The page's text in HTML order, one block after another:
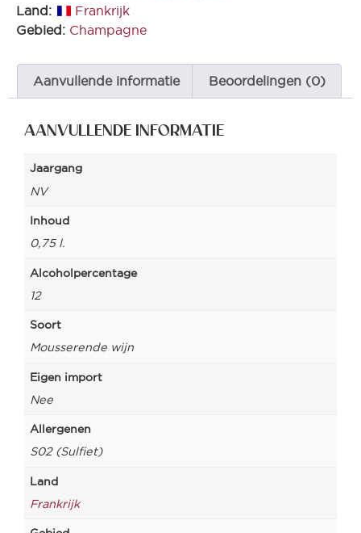
Land:
Frankrijk
Gebied: Champagne
Aanvullende informatie Beoordelingen (0)
AANVULLENDE INFORMATIE
Jaargang
NV
Inhoud
0,75 l.
Alcoholpercentage
12
Soort
Mousserende wijn
Eigen import
Nee
Allergenen
S02 (Sulfiet)
Land
Frankrijk